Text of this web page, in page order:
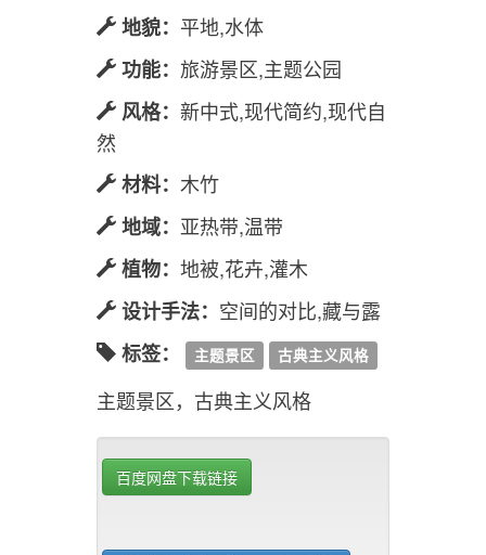
地貌： 平地,水体
功能： 旅游景区,主题公园
风格： 新中式,现代简约,现代自
然
材料： 木竹
地域： 亚热带,温带
植物： 地被,花卉,灌木
设计手法： 空间的对比,藏与露
标签：
主题景区 古典主义风格
主题景区，古典主义风格
百度网盘下载链接